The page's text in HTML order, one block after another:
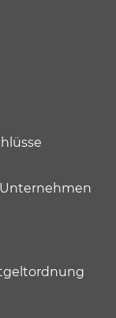
Unternehmen